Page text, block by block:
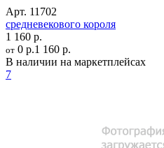
Арт. 11702
средневекового короля
1 160 р.
от 0 р.1 160 р.
В наличии на маркетплейсах
7